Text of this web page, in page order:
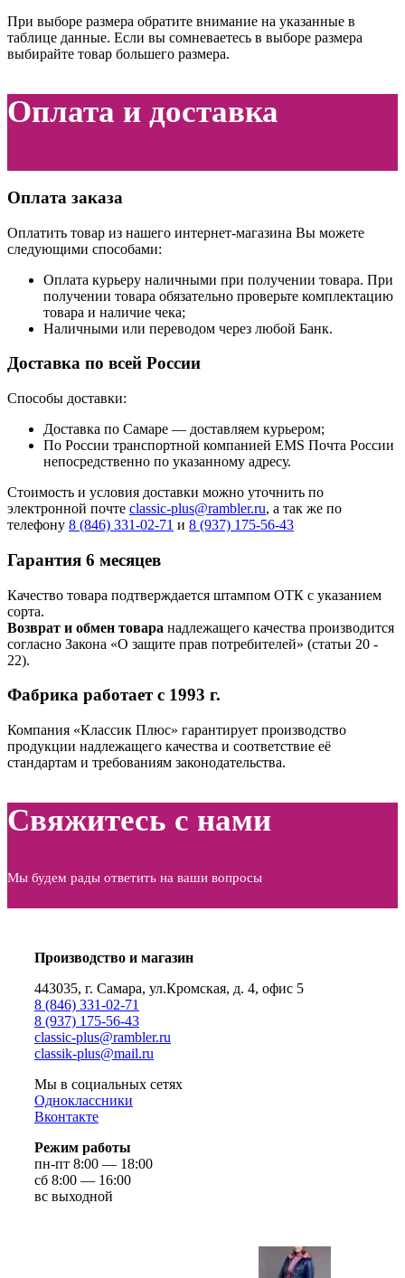
При выборе размера обратите внимание на указанные в
таблице данные. Если вы сомневаетесь в выборе размера
выбирайте товар большего размера.
Оплата и доставка
Оплата заказа
Оплатить товар из нашего интернет-магазина Вы можете
следующими способами:
Оплата курьеру наличными при получении товара. При
получении товара обязательно проверьте комплектацию
товара и наличие чека;
Наличными или переводом через любой Банк.
Доставка по всей России
Способы доставки:
Доставка по Самаре — доставляем курьером;
По России транспортной компанией EMS Почта России
непосредственно по указанному адресу.
Стоимость и условия доставки можно уточнить по
электронной почте classic-plus@rambler.ru, а так же по
телефону 8 (846) 331-02-71 и 8 (937) 175-56-43
Гарантия 6 месяцев
Качество товара подтверждается штампом ОТК с указанием
сорта.
Возврат и обмен товара надлежащего качества производится
согласно Закона «О защите прав потребителей» (статьи 20 ‑
22).
Фабрика работает с 1993 г.
Компания «Классик Плюс» гарантирует производство
продукции надлежащего качества и соответствие её
стандартам и требованиям законодательства.
Свяжитесь с нами
Мы будем рады ответить на ваши вопросы
Производство и магазин
443035, г. Самара, ул.Кромская, д. 4, офис 5
8 (846) 331-02-71
8 (937) 175-56-43
сlassic-plus@rambler.ru
classik-plus@mail.ru
Мы в социальных сетях
Одноклассники
Вконтакте
Режим работы
пн-пт 8:00 — 18:00
сб 8:00 — 16:00
вс выходной